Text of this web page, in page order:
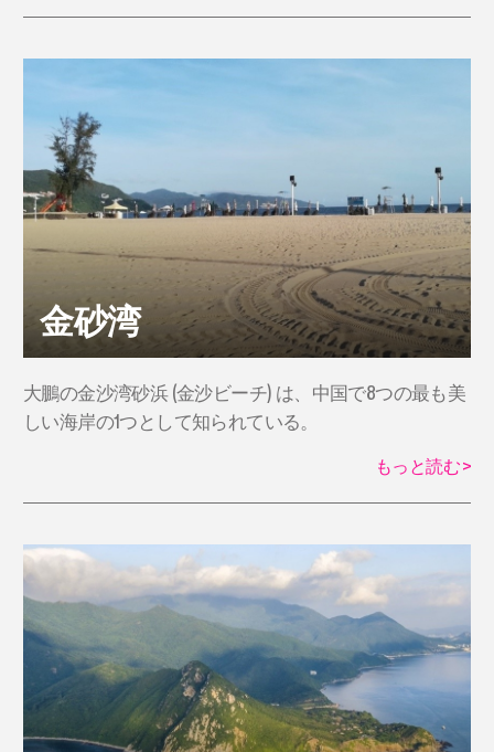
金砂湾
大鵬の金沙湾砂浜 (金沙ビーチ) は、中国で8つの最も美
しい海岸の1つとして知られている。
もっと読む>